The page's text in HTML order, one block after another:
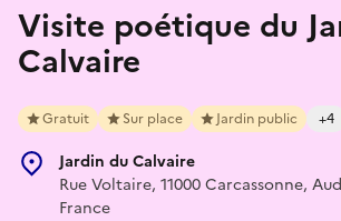
Visite poétique du
Calvaire
Gratuit Sur place Jardin public +4
Jardin du Calvaire
Rue Voltaire, 11000 Carcassonne,
France